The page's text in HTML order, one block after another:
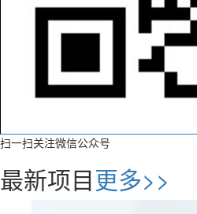
扫一扫关注微信公众号
最新项目更多>>